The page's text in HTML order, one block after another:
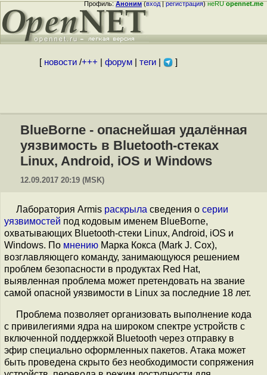
Профиль:Аноним(вход|регистрация)неRUopennet.me
[ новости/+++ форум| теги| ]
BlueBorne - опаснейшая удалённая
уязвимость в Bluetooth-стеках
Linux, Android, iOS и Windows
12.09.2017 20:19 (MSK)
Лаборатория Armis раскрыла сведения о серии
уязвимостей под кодовым именем BlueBorne,
охватывающих Bluetooth-стеки Linux, Android, iOS и
Windows. По мнению Марка Кокса (Mark J. Cox),
возглавляющего команду, занимающуюся решением
проблем безопасности в продуктах Red Hat,
выявленная проблема может претендовать на звание
самой опасной уязвимости в Linux за последние 18 лет.
Проблема позволяет организовать выполнение кода
с привилегиями ядра на широком спектре устройств с
включенной поддержкой Bluetooth через отправку в
эфир специально оформленных пакетов. Атака может
быть проведена скрыто без необходимости сопряжения